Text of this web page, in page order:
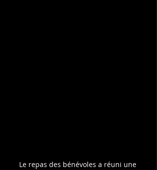
Le repas des bénévoles a réuni une